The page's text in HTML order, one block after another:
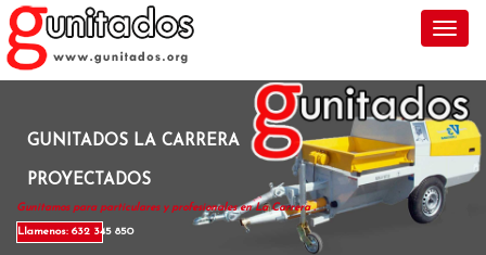
GUNITADOS LA CARRERA
PROYECTADOS
Gunitamos para particulares y profesionales en La Carrera .
Llamenos: 632 345 850